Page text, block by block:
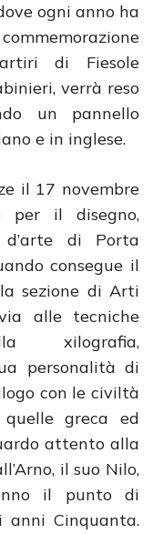
ogni anno ha
di Fiesole
verrà reso
un pannello
e in inglese.
il 17 novembre
per il disegno,
di Porta
consegue il
sezione di Arti
alle tecniche
xilografia,
personalità di
con le civiltà
greca ed
attento alla
il suo Nilo,
il punto di
anni Cinquanta.